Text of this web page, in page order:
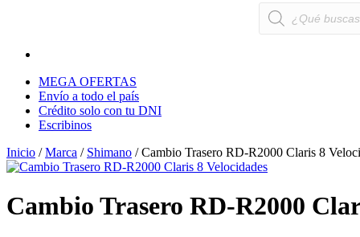
Búsqueda
de
productos
MEGA OFERTAS
Envío a todo el país
Crédito solo con tu DNI
Escribinos
Inicio /Marca / Shimano / Cambio Trasero RD-R2000 Claris 8
Cambio Trasero RD-R2000